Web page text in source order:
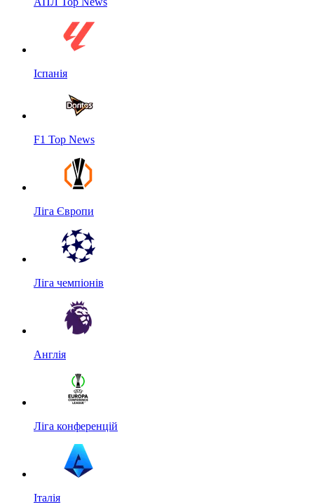
Іспанія
F1 Top News
Ліга Європи
Ліга чемпіонів
Англія
Ліга конференцій
Італія